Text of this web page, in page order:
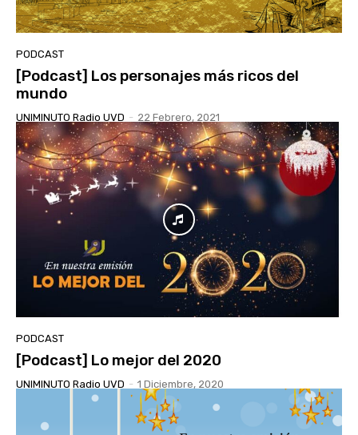
PODCAST
[Podcast] Los personajes más ricos del
mundo
UNIMINUTO Radio UVD - 22 Febrero, 2021
PODCAST
[Podcast] Lo mejor del 2020
UNIMINUTO Radio UVD - 1 Diciembre, 2020